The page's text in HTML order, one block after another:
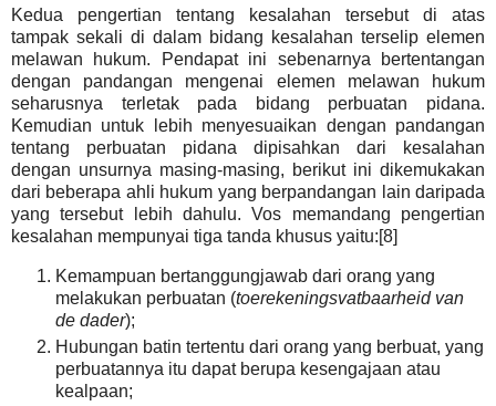
Kedua pengertian tentang kesalahan tersebut di atas
tampak sekali di dalam bidang kesalahan terselip elemen
melawan hukum. Pendapat ini sebenarnya bertentangan
dengan pandangan mengenai elemen melawan hukum
seharusnya terletak pada bidang perbuatan pidana.
Kemudian untuk lebih menyesuaikan dengan pandangan
tentang perbuatan pidana dipisahkan dari kesalahan
dengan unsurnya masing-masing, berikut ini dikemukakan
dari beberapa ahli hukum yang berpandangan lain daripada
yang tersebut lebih dahulu. Vos memandang pengertian
kesalahan mempunyai tiga tanda khusus yaitu:[8]
Kemampuan bertanggungjawab dari orang yang
melakukan perbuatan (toerekeningsvatbaarheid van
de dader);
Hubungan batin tertentu dari orang yang berbuat, yang
perbuatannya itu dapat berupa kesengajaan atau
kealpaan;